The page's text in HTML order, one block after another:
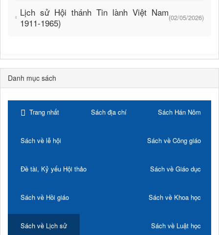
Lịch sử Hội thánh Tin lành Việt Nam
1911-1965)
(02/05/2026)
Danh mục sách
Trang nhất Sách địa chí Sách Hán Nôm
Sách về lễ hội Sách về Công giáo
Đề tài, Kỷ yếu Hội thảo Sách về Giáo dục
Sách về Hồi giáo Sách về Khoa học
Sách về Lịch sử Sách về Luật học